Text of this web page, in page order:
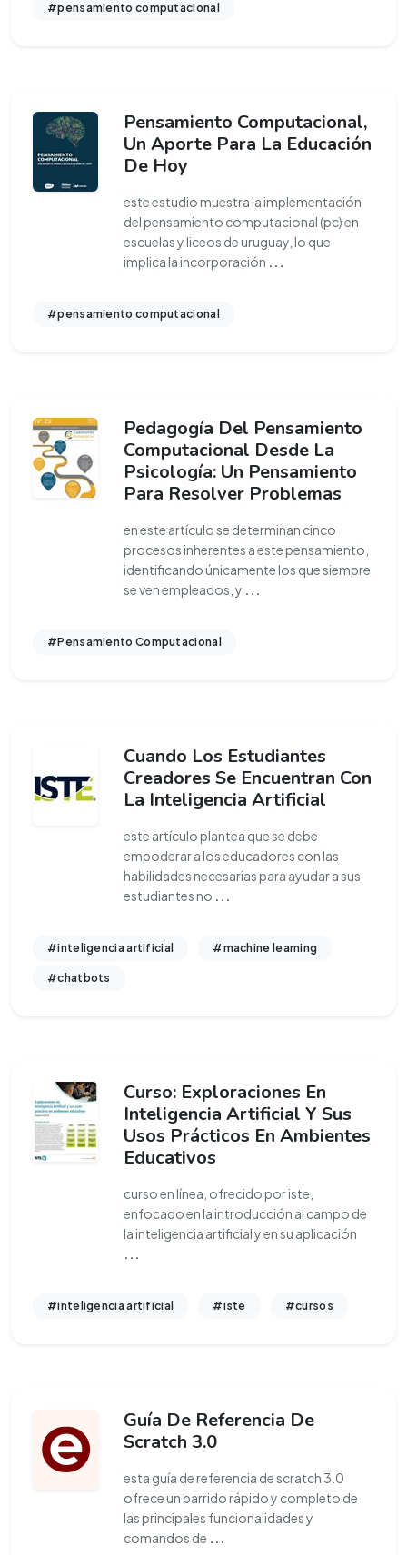
#pensamiento computacional
Pensamiento Computacional,
Un Aporte Para La Educación
De Hoy
este estudio muestra la implementación
del pensamiento computacional (pc) en
escuelas y liceos de uruguay, lo que
implica la incorporación ...
#pensamiento computacional
Pedagogía Del Pensamiento
Computacional Desde La
Psicología: Un Pensamiento
Para Resolver Problemas
en este artículo se determinan cinco
procesos inherentes a este pensamiento,
identificando únicamente los que siempre
se ven empleados, y ...
#Pensamiento Computacional
Cuando Los Estudiantes
Creadores Se Encuentran Con
La Inteligencia Artificial
este artículo plantea que se debe
empoderar a los educadores con las
habilidades necesarias para ayudar a sus
estudiantes no ...
#inteligencia artificial #machine learning
#chatbots
Curso: Exploraciones En
Inteligencia Artificial Y Sus
Usos Prácticos En Ambientes
Educativos
curso en línea, ofrecido por iste,
enfocado en la introducción al campo de
la inteligencia artificial y en su aplicación
...
#inteligencia artificial #iste #cursos
Guía De Referencia De
Scratch 3.0
esta guía de referencia de scratch 3.0
ofrece un barrido rápido y completo de
las principales funcionalidades y
comandos de ...